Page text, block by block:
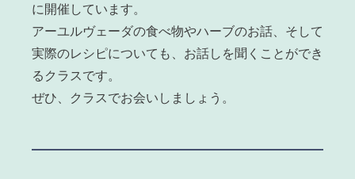
に開催しています。
アーユルヴェーダの食べ物やハーブのお話、そして
実際のレシピについても、お話しを聞くことができ
るクラスです。
ぜひ、クラスでお会いしましょう。